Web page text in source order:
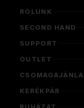
RÓLUNK
SECOND HAND
SUPPORT
OUTLET
KERÉKPÁR